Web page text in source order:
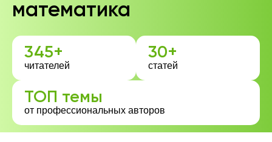
математика
345+
читателей
30+
статей
ТОП темы
от профессиональных авторов